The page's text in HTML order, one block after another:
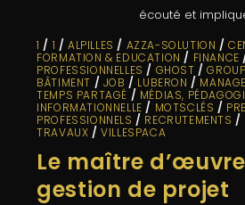
écouté et
1 / 1 /ALPILLES / AZZA-SOLUTION /
FORMATION & EDUCATION / FINANCE
PROFESSIONNELLES / GHOST /
BÂTIMENT / JOB / LUBERON /
TEMPS PARTAGÉ / MÉDIAS,
INFORMATIONNELLE / MOTSCLÉS /
PROFESSIONNELS / RECRUTEMENTS /
TRAVAUX /VILLESPACA
Le maître
gestion de projet